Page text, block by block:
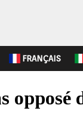
FRANÇAIS
opposé